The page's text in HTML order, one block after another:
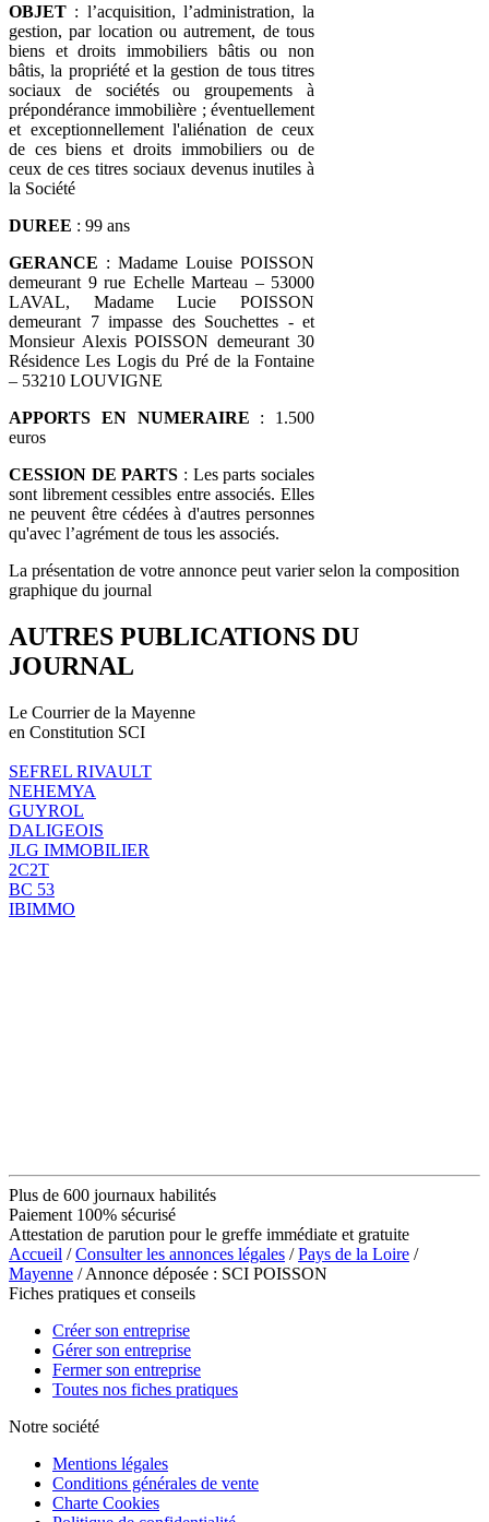
OBJET : l’acquisition, l’administration, la
gestion, par location ou autrement, de tous
biens et droits immobiliers bâtis ou non
bâtis, la propriété et la gestion de tous titres
sociaux de sociétés ou groupements à
prépondérance immobilière ; éventuellement
et exceptionnellement l'aliénation de ceux
de ces biens et droits immobiliers ou de
ceux de ces titres sociaux devenus inutiles à
la Société
DUREE : 99 ans
GERANCE : Madame Louise POISSON
demeurant 9 rue Echelle Marteau – 53000
LAVAL, Madame Lucie POISSON
demeurant 7 impasse des Souchettes - et
Monsieur Alexis POISSON demeurant 30
Résidence Les Logis du Pré de la Fontaine
– 53210 LOUVIGNE
APPORTS EN NUMERAIRE : 1.500
euros
CESSION DE PARTS : Les parts sociales
sont librement cessibles entre associés. Elles
ne peuvent être cédées à d'autres personnes
qu'avec l’agrément de tous les associés.
La présentation de votre annonce peut varier selon la composition
graphique du journal
AUTRES PUBLICATIONS DU
JOURNAL
Le Courrier de la Mayenne
en Constitution SCI
SEFREL RIVAULT
NEHEMYA
GUYROL
DALIGEOIS
JLG IMMOBILIER
2C2T
BC 53
IBIMMO
Plus de 600 journaux habilités
Paiement 100% sécurisé
Attestation de parution pour le greffe immédiate et gratuite
Accueil /Consulter les annonces légales /Pays de la Loire /
Mayenne / Annonce déposée : SCI POISSON
Fiches pratiques et conseils
Créer son entreprise
Gérer son entreprise
Fermer son entreprise
Toutes nos fiches pratiques
Notre société
Mentions légales
Conditions générales de vente
Charte Cookies